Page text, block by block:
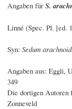
Angaben für S.
Linné (Spec. Pl. [ed.
Syn: Sedum
Angaben aus: Eggli,
349
Die dortigen
Zonneveld